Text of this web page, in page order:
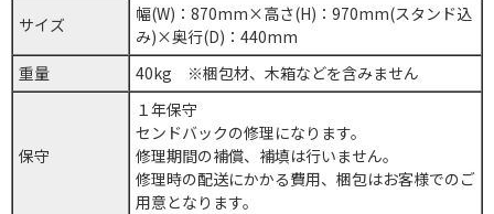
サイズ
幅(W)：870mm×高さ(H)：970mm(スタンド込
み)×奥行(D)：440mm
重量
40kg ※梱包材、木箱などを含みません
保守
１年保守
センドバックの修理になります。
修理期間の補償、補填は行いません。
修理時の配送にかかる費用、梱包はお客様でのご
用意となります。